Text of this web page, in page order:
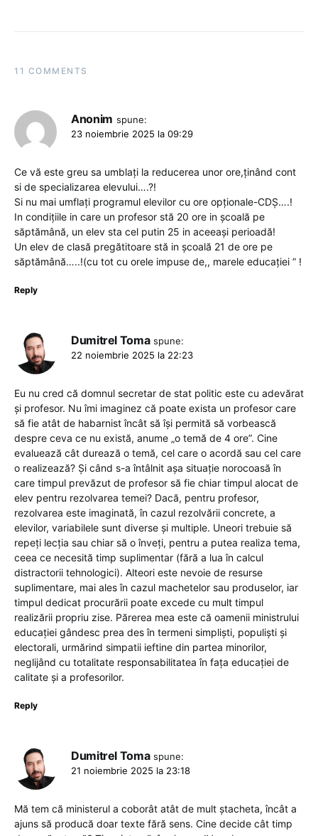
11 COMMENTS
Anonim spune:
23 noiembrie 2025 la 09:29
Ce vă este greu sa umblați la reducerea unor ore,ținând cont
si de specializarea elevului….?!
Si nu mai umflați programul elevilor cu ore opționale-CDȘ….!
In condițiile in care un profesor stă 20 ore in școală pe
săptămână, un elev sta cel putin 25 in aceeași perioadă!
Un elev de clasă pregătitoare stă in școală 21 de ore pe
săptămână…..!(cu tot cu orele impuse de,, marele educației ” !
Reply
Dumitrel Toma spune:
22 noiembrie 2025 la 22:23
Eu nu cred că domnul secretar de stat politic este cu adevărat
și profesor. Nu îmi imaginez că poate exista un profesor care
să fie atât de habarnist încât să își permită să vorbească
despre ceva ce nu există, anume „o temă de 4 ore”. Cine
evaluează cât durează o temă, cel care o acordă sau cel care
o realizează? Și când s-a întâlnit așa situație norocoasă în
care timpul prevăzut de profesor să fie chiar timpul alocat de
elev pentru rezolvarea temei? Dacă, pentru profesor,
rezolvarea este imaginată, în cazul rezolvării concrete, a
elevilor, variabilele sunt diverse și multiple. Uneori trebuie să
repeți lecția sau chiar să o înveți, pentru a putea realiza tema,
ceea ce necesită timp suplimentar (fără a lua în calcul
distractorii tehnologici). Alteori este nevoie de resurse
suplimentare, mai ales în cazul machetelor sau produselor, iar
timpul dedicat procurării poate excede cu mult timpul
realizării propriu zise. Părerea mea este că oamenii ministrului
educației gândesc prea des în termeni simpliști, populiști și
electorali, urmărind simpatii ieftine din partea minorilor,
neglijând cu totalitate responsabilitatea în fața educației de
calitate și a profesorilor.
Reply
Dumitrel Toma spune:
21 noiembrie 2025 la 23:18
Mă tem că ministerul a coborât atât de mult ștacheta, încât a
ajuns să producă doar texte fără sens. Cine decide cât timp